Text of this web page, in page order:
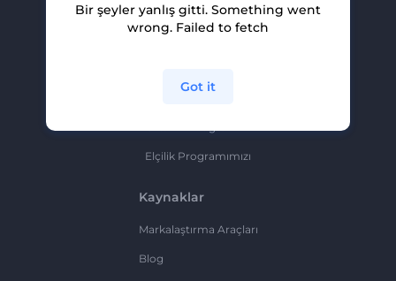
Ortaklık Programı
Elçilik Programımızı
Kaynaklar
Markalaştırma Araçları
Blog
Bir şeyler yanlış gitti. Something went
wrong. Failed to fetch
Got it